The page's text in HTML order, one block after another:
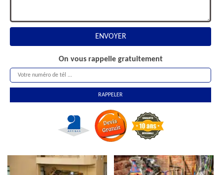
On vous rappelle gratuitement